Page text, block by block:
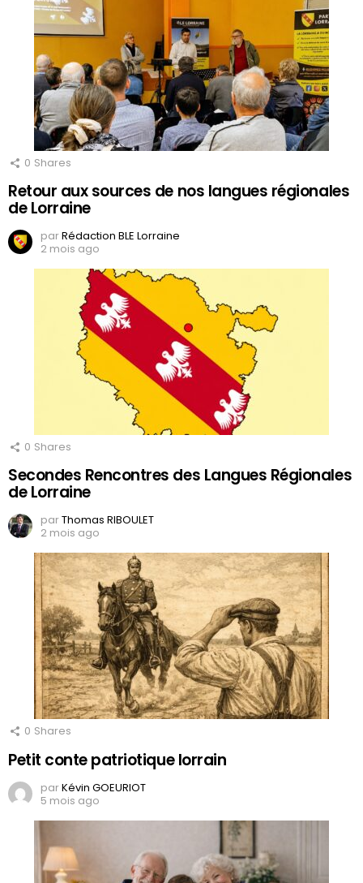
0 Shares
Retour aux sources de nos langues régionales
de Lorraine
parRédaction BLE Lorraine
2 mois ago
0 Shares
Secondes Rencontres des Langues Régionales
de Lorraine
parThomas RIBOULET
2 mois ago
0 Shares
Petit conte patriotique lorrain
parKévin GOEURIOT
5 mois ago